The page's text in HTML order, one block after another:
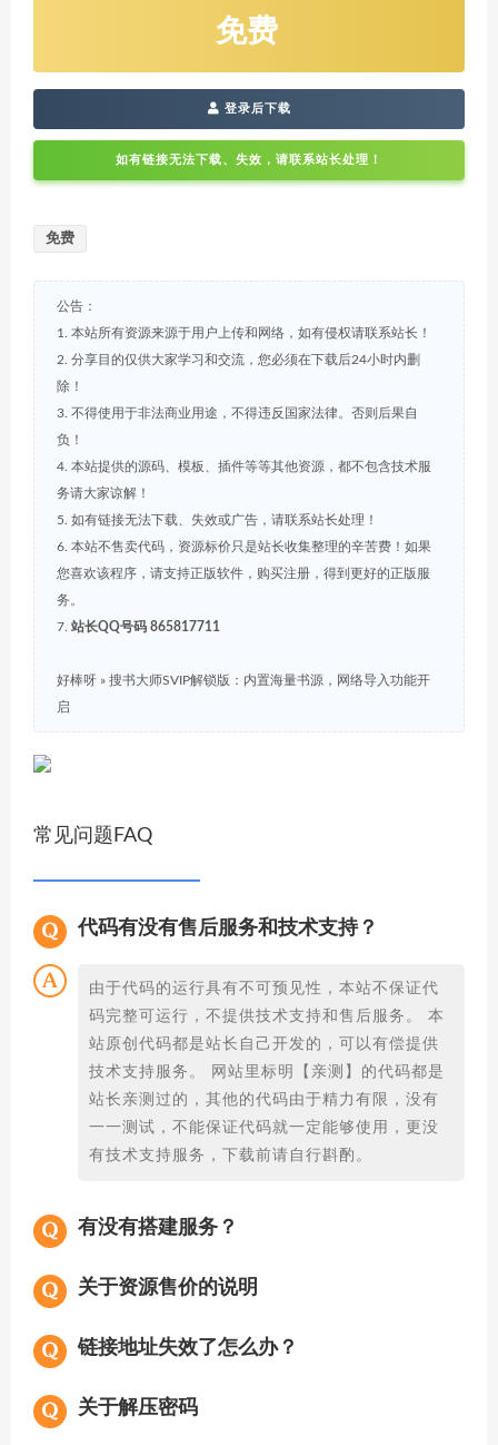
免费
登录后下载
如有链接无法下载、失效，请联系站长处理！
免费
公告：
1. 本站所有资源来源于用户上传和网络，如有侵权请联系站长！
2. 分享目的仅供大家学习和交流，您必须在下载后24小时内删
除！
3. 不得使用于非法商业用途，不得违反国家法律。否则后果自
负！
4. 本站提供的源码、模板、插件等等其他资源，都不包含技术服
务请大家谅解！
5. 如有链接无法下载、失效或广告，请联系站长处理！
6. 本站不售卖代码，资源标价只是站长收集整理的辛苦费！如果
您喜欢该程序，请支持正版软件，购买注册，得到更好的正版服
务。
7. 站长QQ号码 865817711
好棒呀 » 搜书大师SVIP解锁版：内置海量书源，网络导入功能开
启
常见问题FAQ
代码有没有售后服务和技术支持？
由于代码的运行具有不可预见性，本站不保证代
码完整可运行，不提供技术支持和售后服务。 本
站原创代码都是站长自己开发的，可以有偿提供
技术支持服务。 网站里标明【亲测】的代码都是
站长亲测过的，其他的代码由于精力有限，没有
一一测试，不能保证代码就一定能够使用，更没
有技术支持服务，下载前请自行斟酌。
有没有搭建服务？
关于资源售价的说明
链接地址失效了怎么办？
关于解压密码